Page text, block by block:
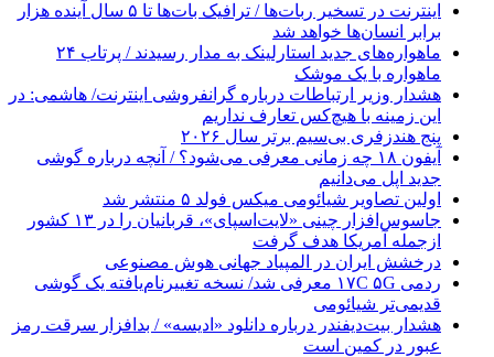
اینترنت در تسخیر ربات‌ها / ترافیک بات‌ها تا ۵ سال آینده هزار
برابر انسان‌ها خواهد شد
ماهواره‌های جدید استارلینک به مدار رسیدند / پرتاب ۲۴
ماهواره با یک موشک
هشدار وزیر ارتباطات درباره گرانفروشی اینترنت/ هاشمی: در
این زمینه با هیچ‌کس تعارف نداریم
پنج هندزفری بی‌سیم برتر سال ۲۰۲۶
آیفون ۱۸ چه زمانی معرفی می‌شود؟ / آنچه درباره گوشی
جدید اپل می‌دانیم
اولین تصاویر شیائومی میکس فولد ۵ منتشر شد
جاسوس‌افزار چینی «لایت‌اسپای»، قربانیان را در ۱۳ کشور
ازجمله آمریکا هدف گرفت
درخشش ایران در المپیاد جهانی هوش مصنوعی
ردمی ۱۷C ۵G معرفی شد/ نسخه تغییرنام‌یافته یک گوشی
قدیمی‌تر شیائومی
هشدار بیت‌دیفندر درباره دانلود «ادیسه» / بدافزار سرقت رمز
عبور در کمین است